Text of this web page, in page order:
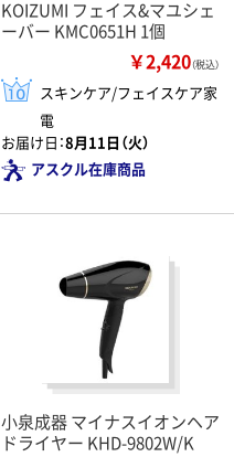
KOIZUMI フェイス&マユシェ
ーバー KMC0651H 1個
￥2,420（税込）
スキンケア/フェイスケア家
電
お届け日：8月11日（火）
アスクル在庫商品
小泉成器 マイナスイオンヘア
ドライヤー KHD-9802W/K